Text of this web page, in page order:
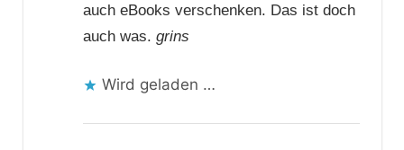
auch eBooks verschenken. Das ist doch
auch was. grins
Wird geladen …